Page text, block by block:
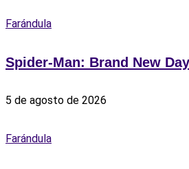
Farándula
Spider-Man: Brand New
5 de agosto de 2026
Farándula